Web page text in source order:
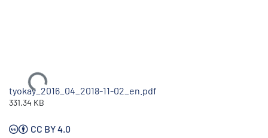
Ladataan...
tyokay_2016_04_2018-11-02_en.pdf
331.34 KB
CC BY 4.0